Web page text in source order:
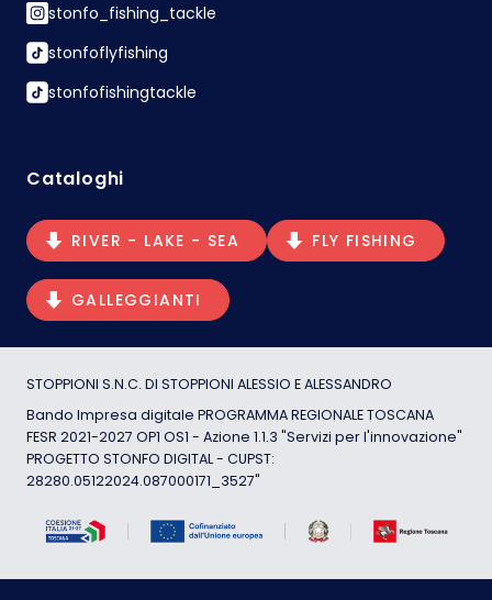
stonfo_fishing_tackle
stonfoflyfishing
stonfofishingtackle
Cataloghi
RIVER - LAKE - SEA FLY FISHING
GALLEGGIANTI
STOPPIONI S.N.C. DI STOPPIONI ALESSIO E ALESSANDRO
Bando Impresa digitale PROGRAMMA REGIONALE TOSCANA
FESR 2021-2027 OP1 OS1 - Azione 1.1.3 "Servizi per l'innovazione"
PROGETTO STONFO DIGITAL - CUPST:
28280.05122024.087000171_3527"